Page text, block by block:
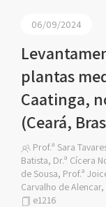
06/09/2024
plantas
Caatinga,
(Ceará,
Prof.ª Sara
Batista, Dr.ª Cícera
de Sousa, Prof.ª
Carvalho de
e1216